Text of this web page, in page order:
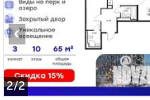
2/2
‹